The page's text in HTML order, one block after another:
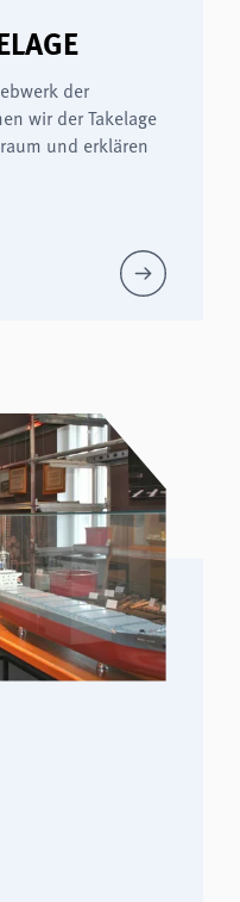
der
wir der Takelage
und erklären